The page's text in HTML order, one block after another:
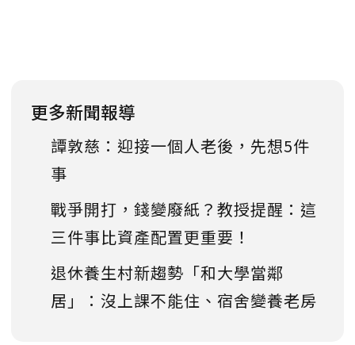
更多新聞報導
譚敦慈：迎接一個人老後，先想5件
事
戰爭開打，錢變廢紙？教授提醒：這
三件事比資產配置更重要！
退休養生村新趨勢「和大學當鄰
居」：沒上課不能住、宿舍變養老房